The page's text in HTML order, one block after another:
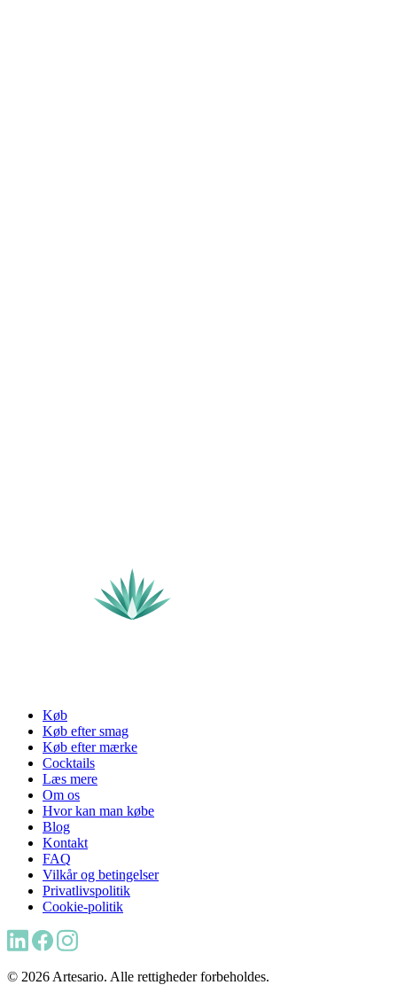
Køb
Køb efter smag
Køb efter mærke
Cocktails
Læs mere
Om os
Hvor kan man købe
Blog
Kontakt
FAQ
Vilkår og betingelser
Privatlivspolitik
Cookie-politik
© 2026 Artesario. Alle rettigheder forbeholdes.